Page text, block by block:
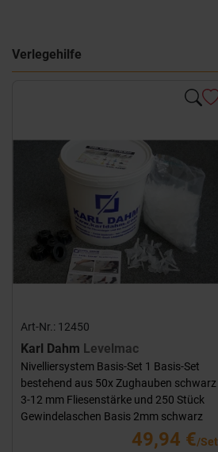
Verlegehilfe
Art-Nr.: 12450
Karl Dahm Levelmac
Nivelliersystem Basis-Set 1 Basis-Set
bestehend aus 50x Zughauben schwarz
3-12 mm Fliesenstärke und 250 Stück
Gewindelaschen Basis 2mm schwarz
49,94 €/Set